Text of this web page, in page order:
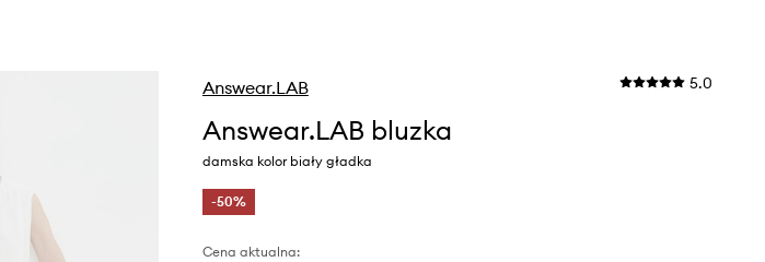
Answear.LAB 5.0
Answear.LAB bluzka
damska kolor biały gładka
-50%
Cena aktualna: